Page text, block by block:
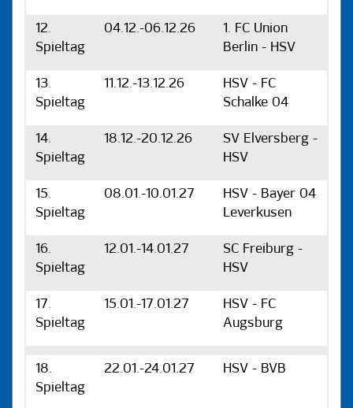
12.
Spieltag
04.12.-06.12.26
1. FC Union
Berlin - HSV
13.
Spieltag
11.12.-13.12.26
HSV - FC
Schalke 04
14.
Spieltag
18.12.-20.12.26
SV Elversberg -
HSV
15.
Spieltag
08.01.-10.01.27
HSV - Bayer 04
Leverkusen
16.
Spieltag
12.01.-14.01.27
SC Freiburg -
HSV
17.
Spieltag
15.01.-17.01.27
HSV - FC
Augsburg
18.
Spieltag
22.01.-24.01.27 HSV - BVB